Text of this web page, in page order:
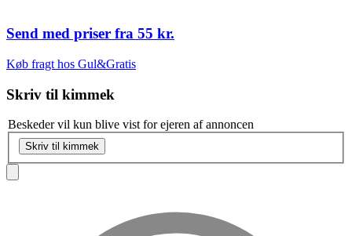
Send med priser fra 55 kr.
Køb fragt hos Gul&Gratis
Skriv til kimmek
Beskeder vil kun blive vist for ejeren af annoncen
Skriv til kimmek